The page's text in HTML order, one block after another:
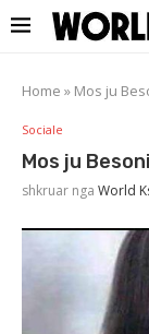
Home » Mos ju
Sociale
Mos ju
shkruar nga World